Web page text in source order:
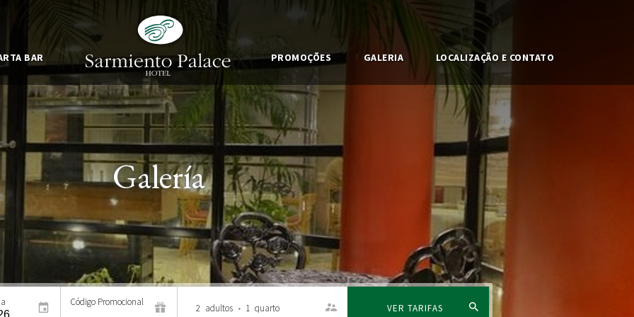
BAR PROMOÇÕES GALERIA LOCALIZAÇÃO E CONTATO
Código Promocional
2 adultos • 1 quarto VER TARIFAS
Galería